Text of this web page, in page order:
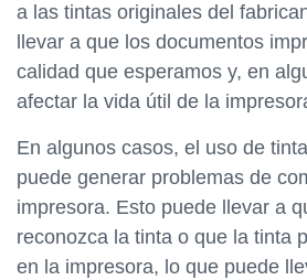
a las tintas originales del
llevar a que los documentos
calidad que esperamos y, en
afectar la vida útil de la
En algunos casos, el uso de
puede generar problemas de
impresora. Esto puede llevar a
reconozca la tinta o que la tinta
en la impresora, lo que puede